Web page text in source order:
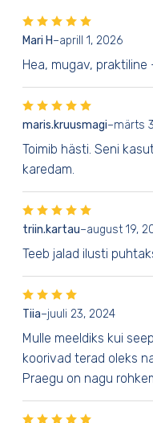
Mari H–aprill 1, 2026
Hea, mugav,
maris.kruusmagi–märts
Toimib hästi. Seni
karedam.
triin.kartau–august 19,
Teeb jalad ilusti
Tiia–juuli 23, 2024
Mulle meeldiks kui
koorivad terad oleks
Praegu on nagu